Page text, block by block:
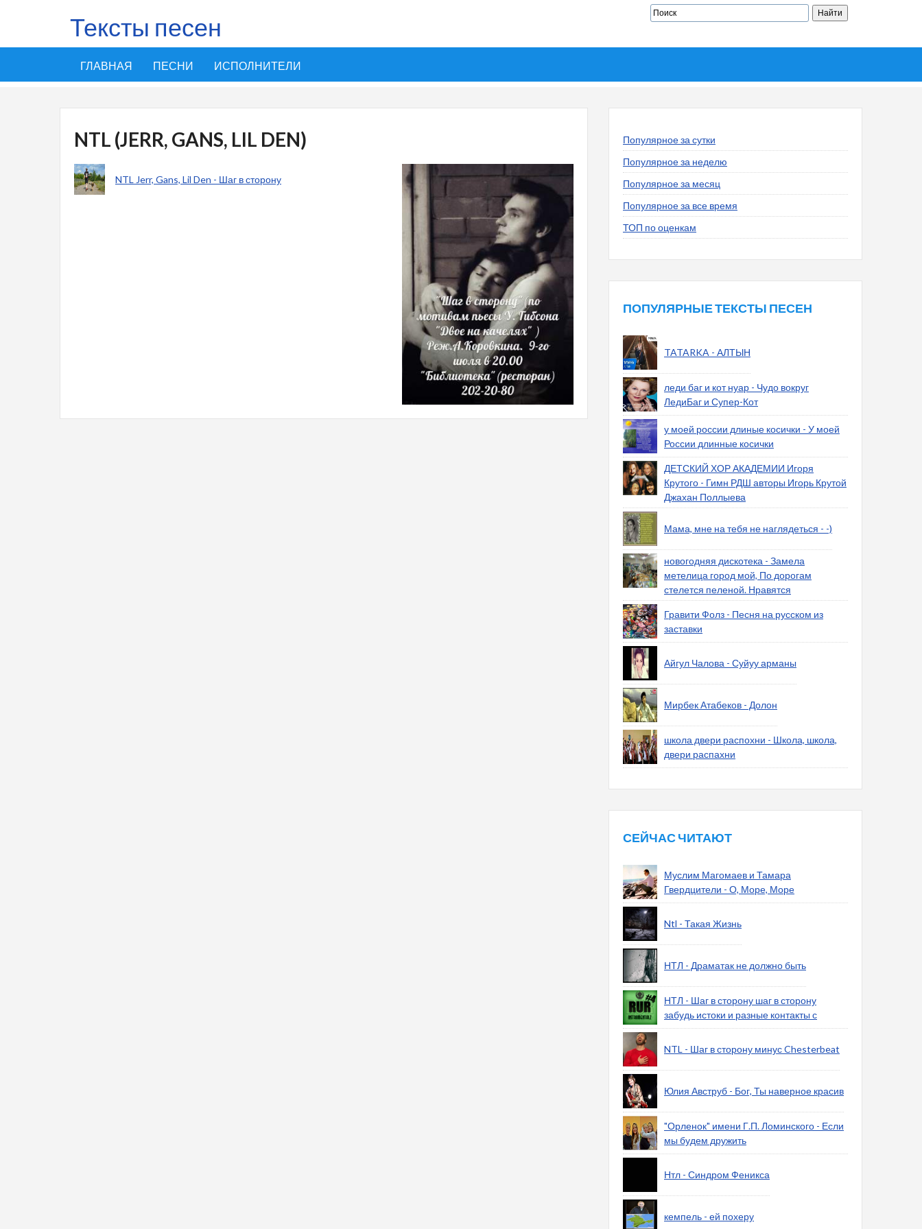
Тексты песен
ГЛАВНАЯ ПЕСНИ ИСПОЛНИТЕЛИ
NTL (JERR, GANS, LIL DEN)
NTL Jerr, Gans, Lil Den - Шаг в сторону
Популярное за сутки
Популярное за неделю
Популярное за месяц
Популярное за все время
ТОП по оценкам
ПОПУЛЯРНЫЕ ТЕКСТЫ ПЕСЕН
TATARKA - АЛТЫН
леди баг и кот нуар - Чудо вокруг
ЛедиБаг и Супер-Кот
у моей россии длиные косички - У моей
России длинные косички
ДЕТСКИЙ ХОР АКАДЕМИИ Игоря
Крутого - Гимн РДШ авторы Игорь Крутой
Джахан Поллыева
Мама, мне на тебя не наглядеться - -)
новогодняя дискотека - Замела
метелица город мой, По дорогам
стелется пеленой. Нравятся
Гравити Фолз - Песня на русском из
заставки
Айгул Чалова - Суйуу арманы
Мирбек Атабеков - Долон
школа двери распохни - Школа, школа,
двери распахни
СЕЙЧАС ЧИТАЮТ
Муслим Магомаев и Тамара
Гвердцители - О, Море, Море
Ntl - Такая Жизнь
НТЛ - Драматак не должно быть
НТЛ - Шаг в сторону шаг в сторону
забудь истоки и разные контакты с
NTL - Шаг в сторону минус Chesterbeat
Юлия Авструб - Бог, Ты наверное красив
"Орленок" имени Г.П. Ломинского - Если
мы будем дружить
Нтл - Синдром Феникса
кемпель - ей похеру